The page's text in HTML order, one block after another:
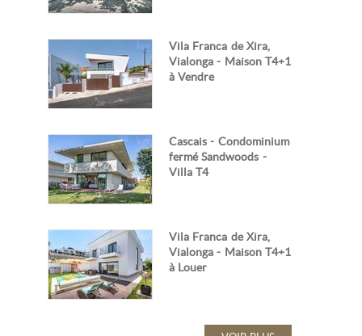
Vila Franca de Xira,
Vialonga - Maison T4+1
à Vendre
Cascais - Condominium
fermé Sandwoods -
Villa T4
Vila Franca de Xira,
Vialonga - Maison T4+1
à Louer